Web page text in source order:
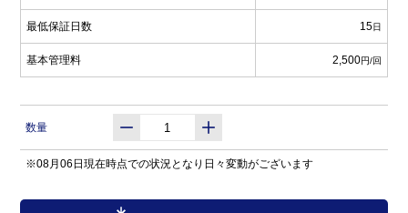
最低保証日数 15日
基本管理料 2,500円/回
数量
※08月06日現在時点での状況となり日々変動がございます